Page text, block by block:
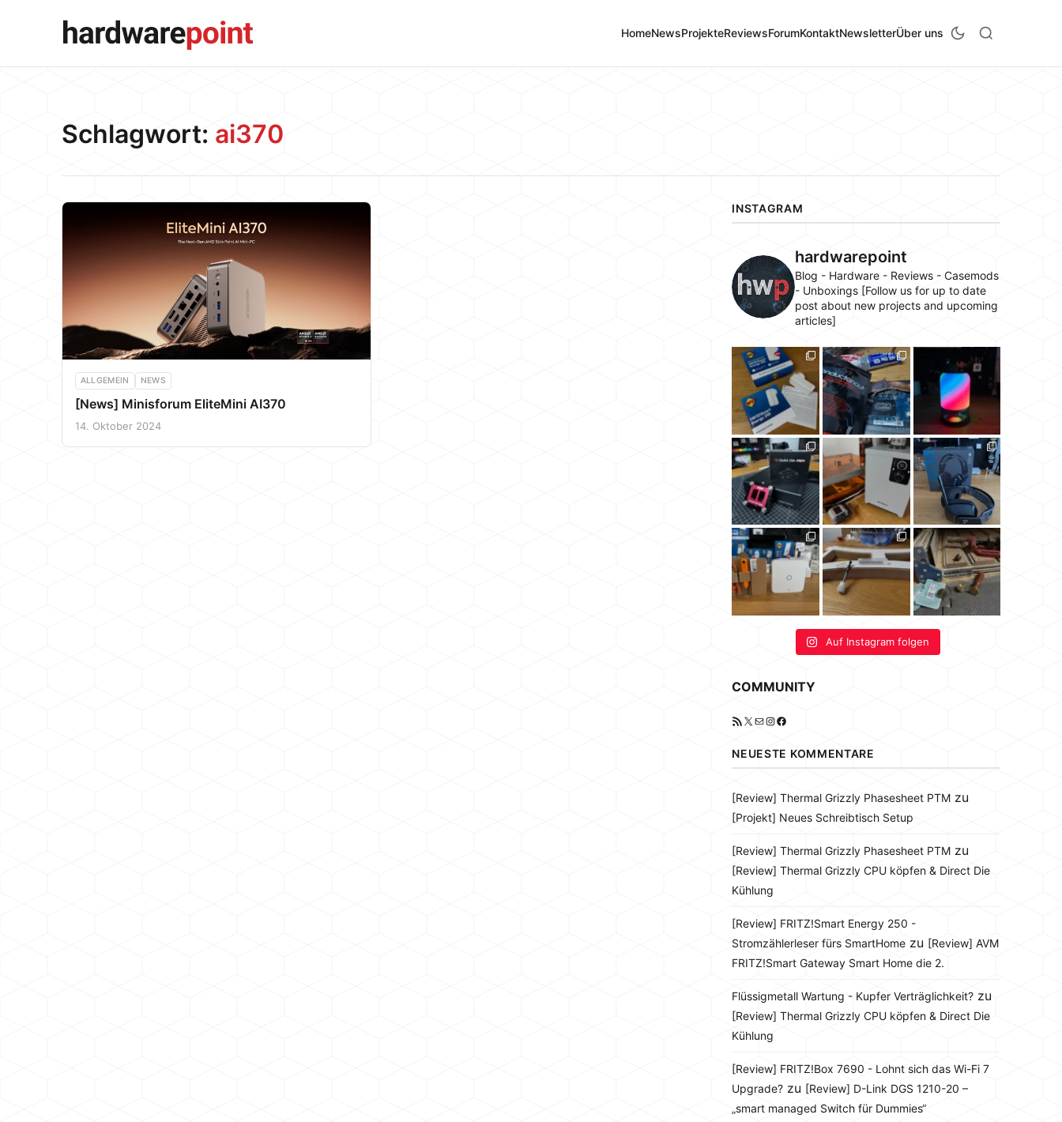
HomeNewsProjekteReviewsForumKontaktNewsletterÜber uns
Schlagwort: ai370
ALLGEMEIN NEWS
[News] Minisforum EliteMini AI370
14. Oktober 2024
INSTAGRAM
hardwarepoint
Blog - Hardware - Reviews - Casemods
- Unboxings [Follow us for up to date
post about new projects and upcoming
articles]
Auf Instagram folgen
COMMUNITY
RSS-Feed
X E-MailInstagram
Facebook
NEUESTE KOMMENTARE
[Review] Thermal Grizzly Phasesheet PTM zu
[Projekt] Neues Schreibtisch Setup
[Review] Thermal Grizzly Phasesheet PTM zu
[Review] Thermal Grizzly CPU köpfen & Direct Die
Kühlung
[Review] FRITZ!Smart Energy 250 -
Stromzählerleser fürs SmartHome zu [Review] AVM
FRITZ!Smart Gateway Smart Home die 2.
Flüssigmetall Wartung - Kupfer Verträglichkeit? zu
[Review] Thermal Grizzly CPU köpfen & Direct Die
Kühlung
[Review] FRITZ!Box 7690 - Lohnt sich das Wi-Fi 7
Upgrade? zu [Review] D-Link DGS 1210-20 –
„smart managed Switch für Dummies“